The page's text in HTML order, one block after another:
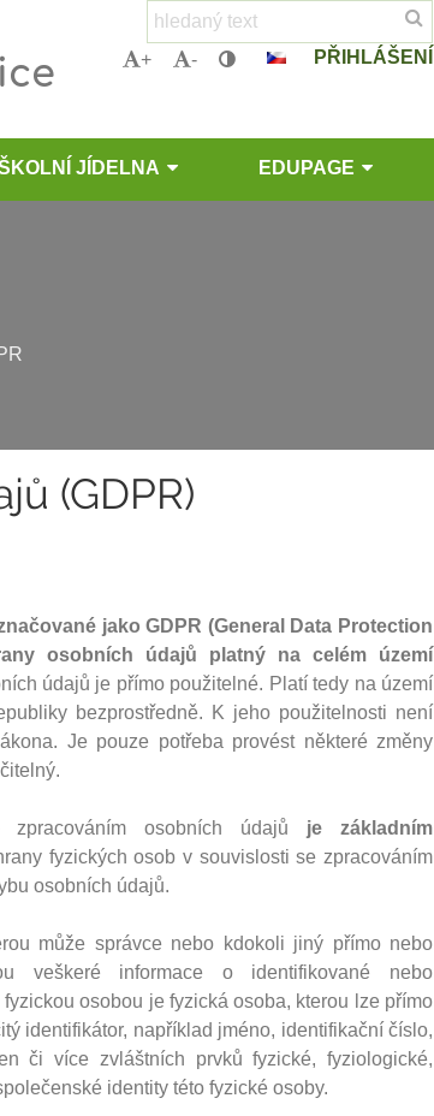
+ - PŘIHLÁŠENÍ
JÍDELNA EDUPAGE
(GDPR)
jako GDPR (General Data Protection
osobních údajů platný na celém území
údajů je přímo použitelné. Platí tedy na území
bezprostředně. K jeho použitelnosti není
Je pouze potřeba provést některé změny
osobních údajů je základním
fyzických osob v souvislosti se zpracováním
osobních údajů.
může správce nebo kdokoli jiný přímo nebo
veškeré informace o identifikované nebo
osobou je fyzická osoba, kterou lze přímo
identifikátor, například jméno, identifikační číslo,
či více zvláštních prvků fyzické, fyziologické,
identity této fyzické osoby.